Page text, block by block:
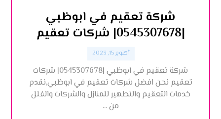
شركة تعقيم في ابوظبي
|0545307678| شركات تعقيم
أكتوبر 15, 2023
شركة تعقيم في ابوظبي |0545307678| شركات
تعقيم نحن افضل شركات تعقيم في ابوظبي,نقدم
خدمات التعقيم والتطهير للمنازل والشركات والفلل
من ...